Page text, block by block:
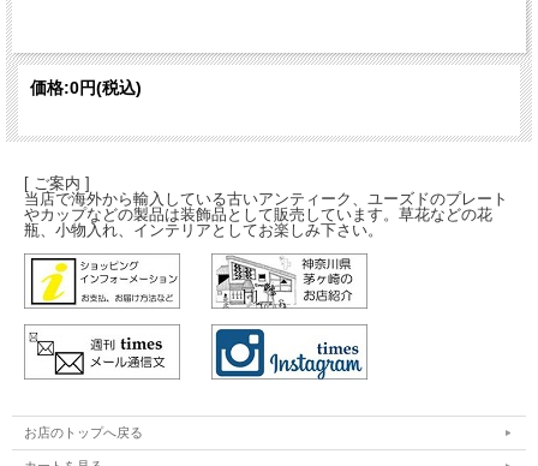
価格:0円(税込)
[ ご案内 ]
当店で海外から輸入している古いアンティーク、ユーズドのプレート
やカップなどの製品は装飾品として販売しています。草花などの花
瓶、小物入れ、インテリアとしてお楽しみ下さい。
お店のトップへ戻る